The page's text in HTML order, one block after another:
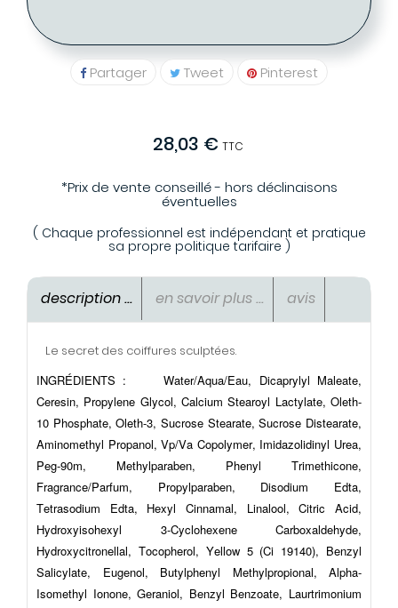
Partager Tweet Pinterest
28,03 € TTC
*Prix de vente conseillé - hors déclinaisons
éventuelles
( Chaque professionnel est indépendant et pratique
sa propre politique tarifaire )
description ... en savoir plus ... avis
Le secret des coiffures sculptées.
INGRÉDIENTS :
Water/Aqua/Eau, Dicaprylyl Maleate,
Ceresin, Propylene Glycol, Calcium Stearoyl Lactylate, Oleth-
10 Phosphate, Oleth-3, Sucrose Stearate, Sucrose Distearate,
Aminomethyl Propanol, Vp/Va Copolymer, Imidazolidinyl Urea,
Peg-90m, Methylparaben, Phenyl Trimethicone,
Fragrance/Parfum, Propylparaben, Disodium Edta,
Tetrasodium Edta, Hexyl Cinnamal, Linalool, Citric Acid,
Hydroxyisohexyl 3-Cyclohexene Carboxaldehyde,
Hydroxycitronellal, Tocopherol, Yellow 5 (Ci 19140), Benzyl
Salicylate, Eugenol, Butylphenyl Methylpropional, Alpha-
Isomethyl Ionone, Geraniol, Benzyl Benzoate, Laurtrimonium